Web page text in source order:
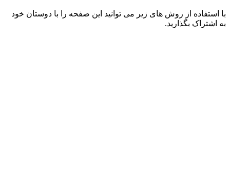
با استفاده از روش های زیر می توانید این صفحه را با دوستان خود
به اشتراک بگذارید.